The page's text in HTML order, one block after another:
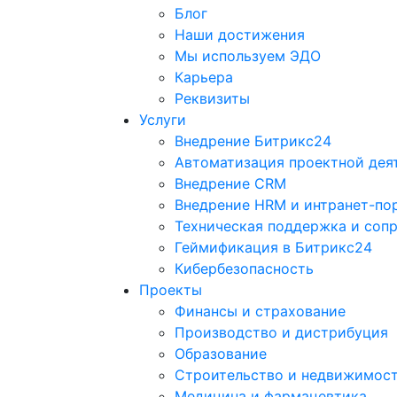
Блог
Наши достижения
Мы используем ЭДО
Карьера
Реквизиты
Услуги
Внедрение Битрикс24
Автоматизация проектной
Внедрение CRM
Внедрение HRM и интранет-
Техническая поддержка и
Геймификация в Битрикс24
Кибербезопасность
Проекты
Финансы и страхование
Производство и дистрибуция
Образование
Строительство и